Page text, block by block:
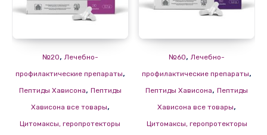
№20, Лечебно-
профилактические препараты,
Пептиды Хависона, Пептиды
Хависона все товары,
Цитомаксы, геропротекторы
№60,Лечебно-
профилактические препараты,
Пептиды Хависона,Пептиды
Хависона все товары,
Цитомаксы, геропротекторы